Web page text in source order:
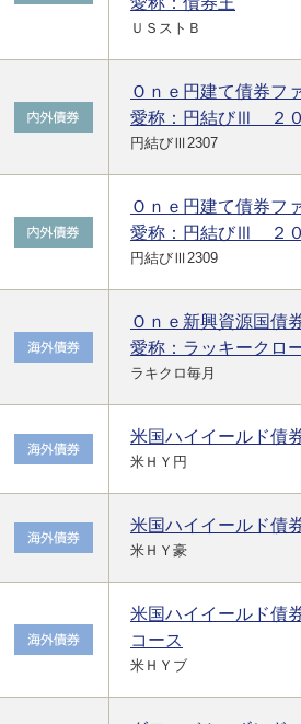
ＵＳストＢ
Ｏｎｅ円建て債券フ
愛称：円結びⅢ ２０
円結びⅢ2307
Ｏｎｅ円建て債券フ
愛称：円結びⅢ ２０
円結びⅢ2309
Ｏｎｅ新興資源国債
愛称：ラッキークロ
ラキクロ毎月
米国ハイイールド債
米ＨＹ円
米国ハイイールド債
米ＨＹ豪
米国ハイイールド債
コース
米ＨＹブ